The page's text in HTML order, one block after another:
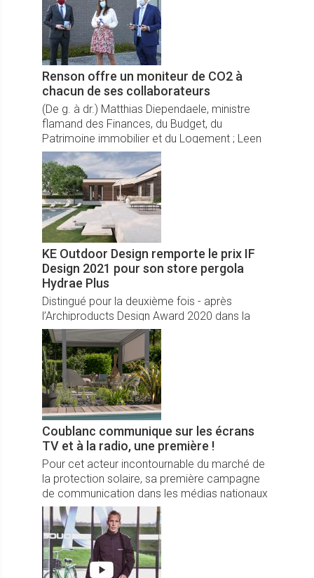
Renson offre un moniteur de CO2 à
chacun de ses collaborateurs
(De g. à dr.) Matthias Diependaele, ministre
flamand des Finances, du Budget, du
Patrimoine immobilier et du Logement ; Leen
Impe, responsable Produits Renson Ventilation
& Protection solaire et Paul Renson, CEO
Renson
KE Outdoor Design remporte le prix IF
Design 2021 pour son store pergola
Hydrae Plus
Distingué pour la deuxième fois - après
l’Archiproducts Design Award 2020 dans la
catégorie outdoor – le store pergola Hydrae
Plus de KE s’est vu attribuer le prestigieux IF
Design Award 2021 dans la catégorie produit.
Coublanc communique sur les écrans
TV et à la radio, une première !
Pour cet acteur incontournable du marché de
la protection solaire, sa première campagne
de communication dans les médias nationaux
marque un nouveau pas dans le
développement de sa notoriété et de sa
visibilité.